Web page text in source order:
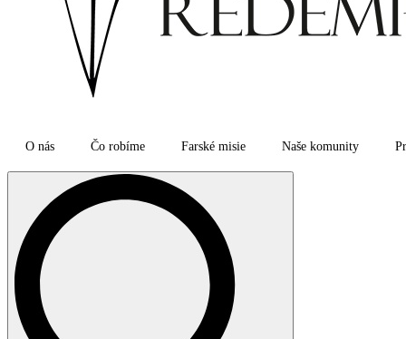
O nás Čo robíme Farské misie Naše komunity